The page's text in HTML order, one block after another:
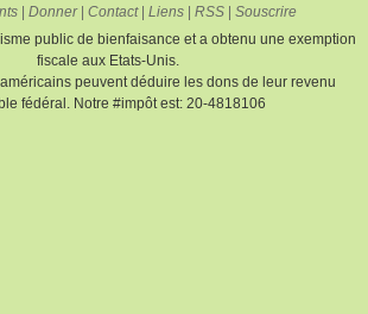
Donner| Contact| Liens RSS
Souscrire
public de bienfaisance et a obtenu une exemption
fiscale aux Etats-Unis.
peuvent déduire les dons de leur revenu
fédéral. Notre #impôt est: 20-4818106